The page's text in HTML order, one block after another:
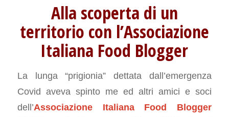
Alla scoperta di un
territorio con l’Associazione
Italiana Food Blogger
La lunga “prigionia” dettata dall’emergenza
Covid aveva spinto me ed altri amici e soci
dell’Associazione Italiana Food Blogger